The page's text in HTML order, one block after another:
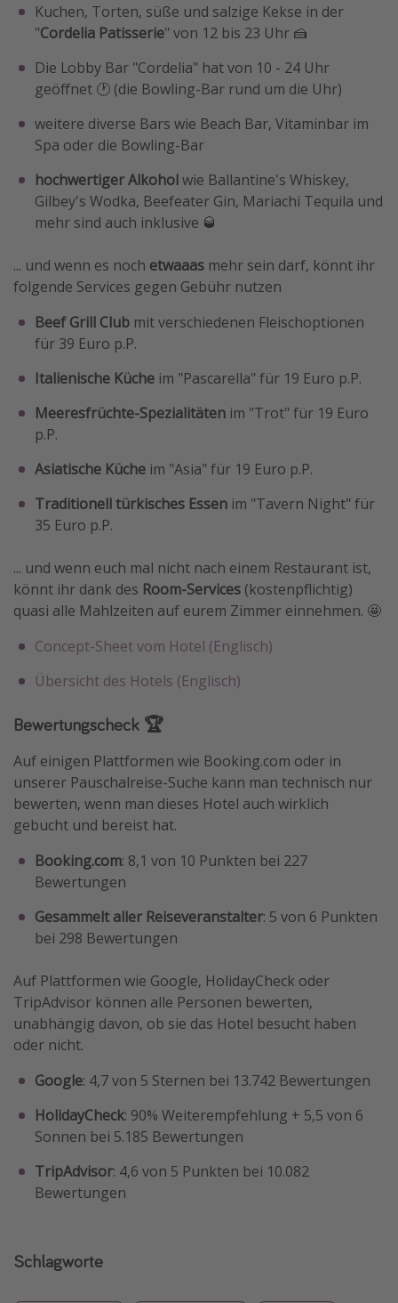
Kuchen, Torten, süße und salzige Kekse in der
"Cordelia Patisserie" von 12 bis 23 Uhr 🍰
Die Lobby Bar "Cordelia" hat von 10 - 24 Uhr
geöffnet 🕐 (die Bowling-Bar rund um die Uhr)
weitere diverse Bars wie Beach Bar, Vitaminbar im
Spa oder die Bowling-Bar
hochwertiger Alkoholwie Ballantine's Whiskey,
Gilbey's Wodka, Beefeater Gin, Mariachi Tequila und
mehr sind auch inklusive 🥃
... und wenn es noch etwaaas mehr sein darf, könnt ihr
folgende Services gegen Gebühr nutzen
Beef Grill Club mit verschiedenen Fleischoptionen
für 39 Euro p.P.
Italienische Küche im "Pascarella" für 19 Euro p.P.
Meeresfrüchte-Spezialitäten im "Trot" für 19 Euro
p.P.
Asiatische Küche im "Asia" für 19 Euro p.P.
Traditionell türkisches Essen im "Tavern Night" für
35 Euro p.P.
... und wenn euch mal nicht nach einem Restaurant ist,
könnt ihr dank des Room-Services (kostenpflichtig)
quasi alle Mahlzeiten auf eurem Zimmer einnehmen. 🤩
Concept-Sheet vom Hotel (Englisch)
Übersicht des Hotels (Englisch)
Bewertungscheck 🏆
Auf einigen Plattformen wie Booking.com oder in
unserer Pauschalreise-Suche kann man technisch nur
bewerten, wenn man dieses Hotel auch wirklich
gebucht und bereist hat.
Booking.com: 8,1 von 10 Punkten bei 227
Bewertungen
Gesammelt aller Reiseveranstalter: 5 von 6 Punkten
bei 298 Bewertungen
Auf Plattformen wie Google, HolidayCheck oder
TripAdvisor können alle Personen bewerten,
unabhängig davon, ob sie das Hotel besucht haben
oder nicht.
Google: 4,7 von 5 Sternen bei 13.742 Bewertungen
HolidayCheck: 90% Weiterempfehlung + 5,5 von 6
Sonnen bei 5.185 Bewertungen
TripAdvisor: 4,6 von 5 Punkten bei 10.082
Bewertungen
Schlagworte